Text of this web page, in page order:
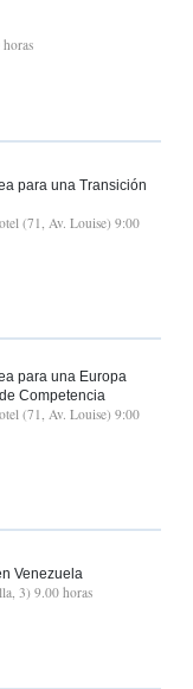
para una Transición
(71, Av. Louise) 9:00
para una Europa
Competencia
(71, Av. Louise) 9:00
Venezuela
3) 9.00 horas